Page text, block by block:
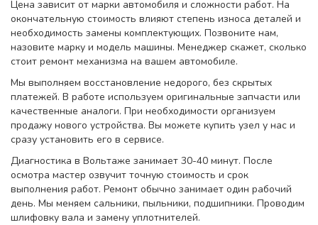
Цена зависит от марки автомобиля и сложности работ. На
окончательную стоимость влияют степень износа деталей и
необходимость замены комплектующих. Позвоните нам,
назовите марку и модель машины. Менеджер скажет, сколько
стоит ремонт механизма на вашем автомобиле.
Мы выполняем восстановление недорого, без скрытых
платежей. В работе используем оригинальные запчасти или
качественные аналоги. При необходимости организуем
продажу нового устройства. Вы можете купить узел у нас и
сразу установить его в сервисе.
Диагностика в Вольтаже занимает 30-40 минут. После
осмотра мастер озвучит точную стоимость и срок
выполнения работ. Ремонт обычно занимает один рабочий
день. Мы меняем сальники, пыльники, подшипники. Проводим
шлифовку вала и замену уплотнителей.